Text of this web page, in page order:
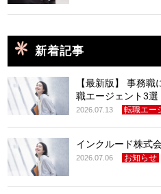
新着記事
【最新版】 事務
職エージェント3選
2026.07.13 転職エー
インクルード株式
2026.07.06 お知らせ